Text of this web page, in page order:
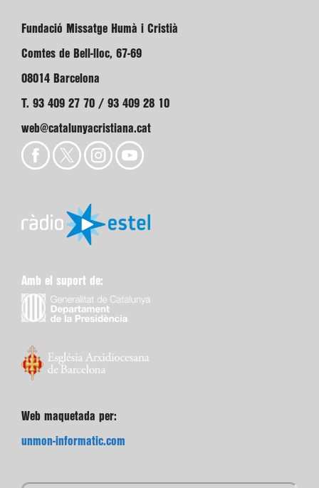
Fundació Missatge Humà i Cristià
Comtes de Bell-lloc, 67-69
08014 Barcelona
T. 93 409 27 70 / 93 409 28 10
web@catalunyacristiana.cat
Amb el suport de:
Web maquetada per:
unmon-informatic.com